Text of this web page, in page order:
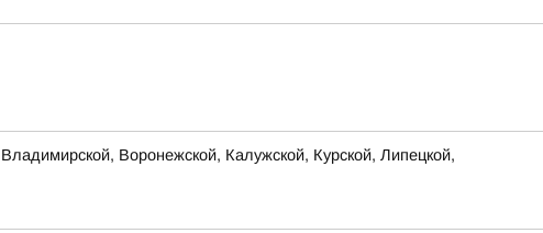
Воронежской, Калужской, Курской, Липецкой,